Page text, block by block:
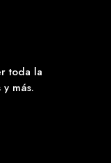
toda la
más.